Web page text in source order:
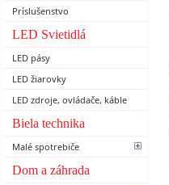
Príslušenstvo
LED Svietidlá
LED pásy
LED žiarovky
LED zdroje, ovládače, káble
Biela technika
Malé spotrebiče
Dom a záhrada